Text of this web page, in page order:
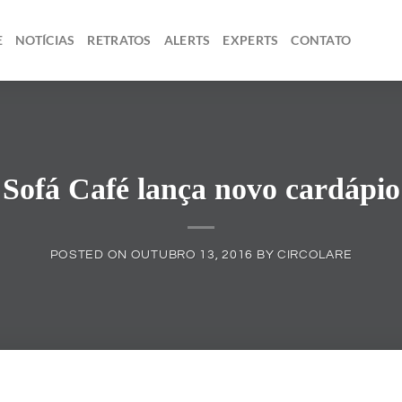
NOTÍCIAS RETRATOS ALERTS EXPERTS CONTATO
Sofá Café lança novo cardápio
POSTED ON OUTUBRO 13, 2016 BY CIRCOLARE